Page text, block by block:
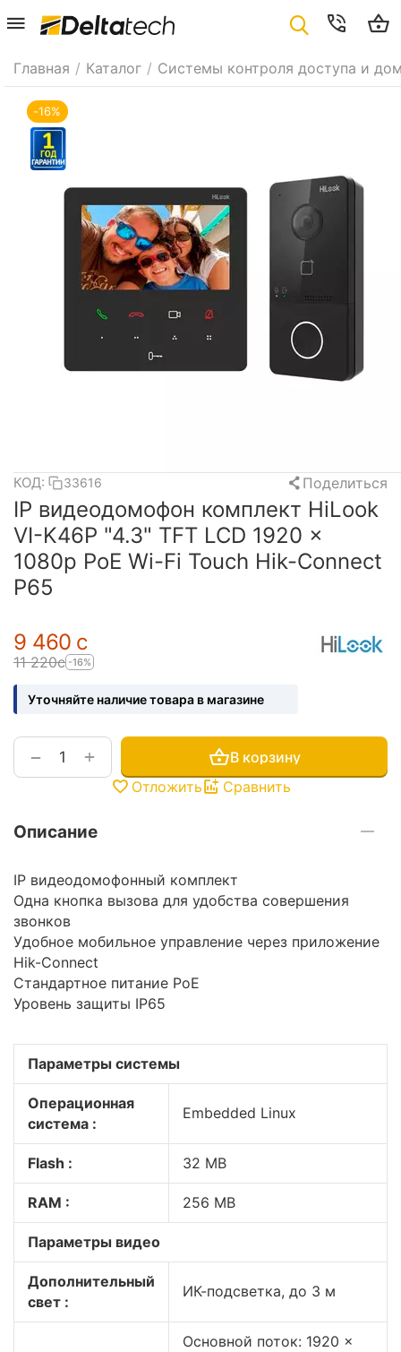
Главная / Каталог / Системы контроля доступа и
-16%
КОД: 33616 Поделиться
IP видеодомофон комплект HiLook
VI-K46P "4.3" TFT LCD 1920 ×
1080p PoE Wi-Fi Touch Hik-Connect
P65
9 460 с
11 220с -16%
Уточняйте наличие товара в магазине
+
−
В корзину
Отложить
Сравнить
Описание
IP видеодомофонный комплект
Одна кнопка вызова для удобства совершения
звонков
Удобное мобильное управление через приложение
Hik-Connect
Стандартное питание PoE
Уровень защиты IP65
Параметры системы
Операционная
система :
Embedded Linux
Flash : 32 MB
RAM : 256 MB
Параметры видео
Дополнительный
свет :
ИК-подсветка, до 3 м
Основной поток: 1920 ×